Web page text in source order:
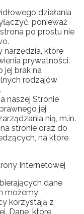
działania
ponieważ
po prostu nie
narzędzia, które
prywatności.
jej brak na
rodzajów
naszej Stronie
jej
nią, m.in.
stronie oraz do
na które
Internetowej
dane
możemy
korzystają z
Dane, które